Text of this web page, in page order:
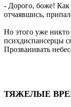
- Дорого, боже! Как
отчаявшись,
Но этого уже
психдиспансерцы
Прозванивать
ТЯЖЕЛЫЕ